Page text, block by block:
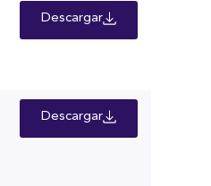
Descargar
Descargar